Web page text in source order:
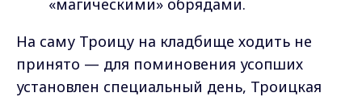
На саму Троицу на кладбище ходить не
принято — для поминовения усопших
установлен специальный день, Троицкая